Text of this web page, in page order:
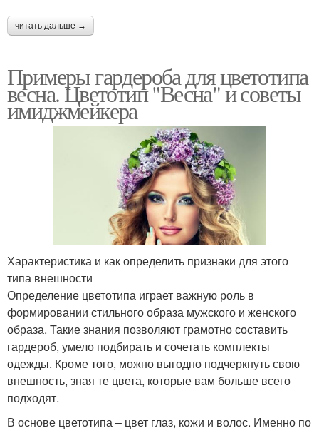
читать дальше →
Примеры гардероба для цветотипа
весна. Цветотип "Весна" и советы
имиджмейкера
Характеристика и как определить признаки для этого
типа внешности
Определение цветотипа играет важную роль в
формировании стильного образа мужского и женского
образа. Такие знания позволяют грамотно составить
гардероб, умело подбирать и сочетать комплекты
одежды. Кроме того, можно выгодно подчеркнуть свою
внешность, зная те цвета, которые вам больше всего
подходят.
В основе цветотипа – цвет глаз, кожи и волос. Именно по